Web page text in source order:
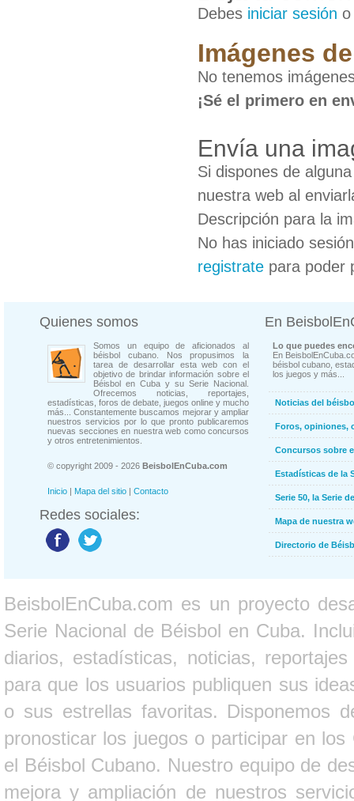
Debes iniciar sesión
Imágenes
No tenemos
¡Sé el primero en
Envía una
Si dispones de
nuestra web al
Descripción para la
No has iniciado
registrate para poder
Quienes somos
Somos un equipo de aficionados al
béisbol cubano. Nos propusimos la
tarea de desarrollar esta web con el
objetivo de brindar información sobre el
Béisbol en Cuba y su Serie Nacional.
Ofrecemos noticias, reportajes,
estadísticas, foros de debate, juegos online y mucho
más... Constantemente buscamos mejorar y ampliar
nuestros servicios por lo que pronto publicaremos
nuevas secciones en nuestra web como concursos
y otros entretenimientos.
© copyright 2009 - 2026 BeisbolEnCuba.com
Inicio | Mapa del sitio | Contacto
Redes sociales:
En
Lo que puedes
En
béisbol cubano,
los juegos y más...
Noticias del
Foros, opiniones,
Concursos sobre
Estadísticas de la
Serie 50, la Serie
Mapa de nuestra
Directorio de
BeisbolEnCuba.com es un proyecto
Serie Nacional de Béisbol en Cuba.
diarios, estadísticas, noticias,
para que los usuarios publiquen sus
o sus estrellas favoritas. Disponemos
pronosticar los juegos o participar en
el Béisbol Cubano. Nuestro equipo de
mejora y ampliación de nuestros